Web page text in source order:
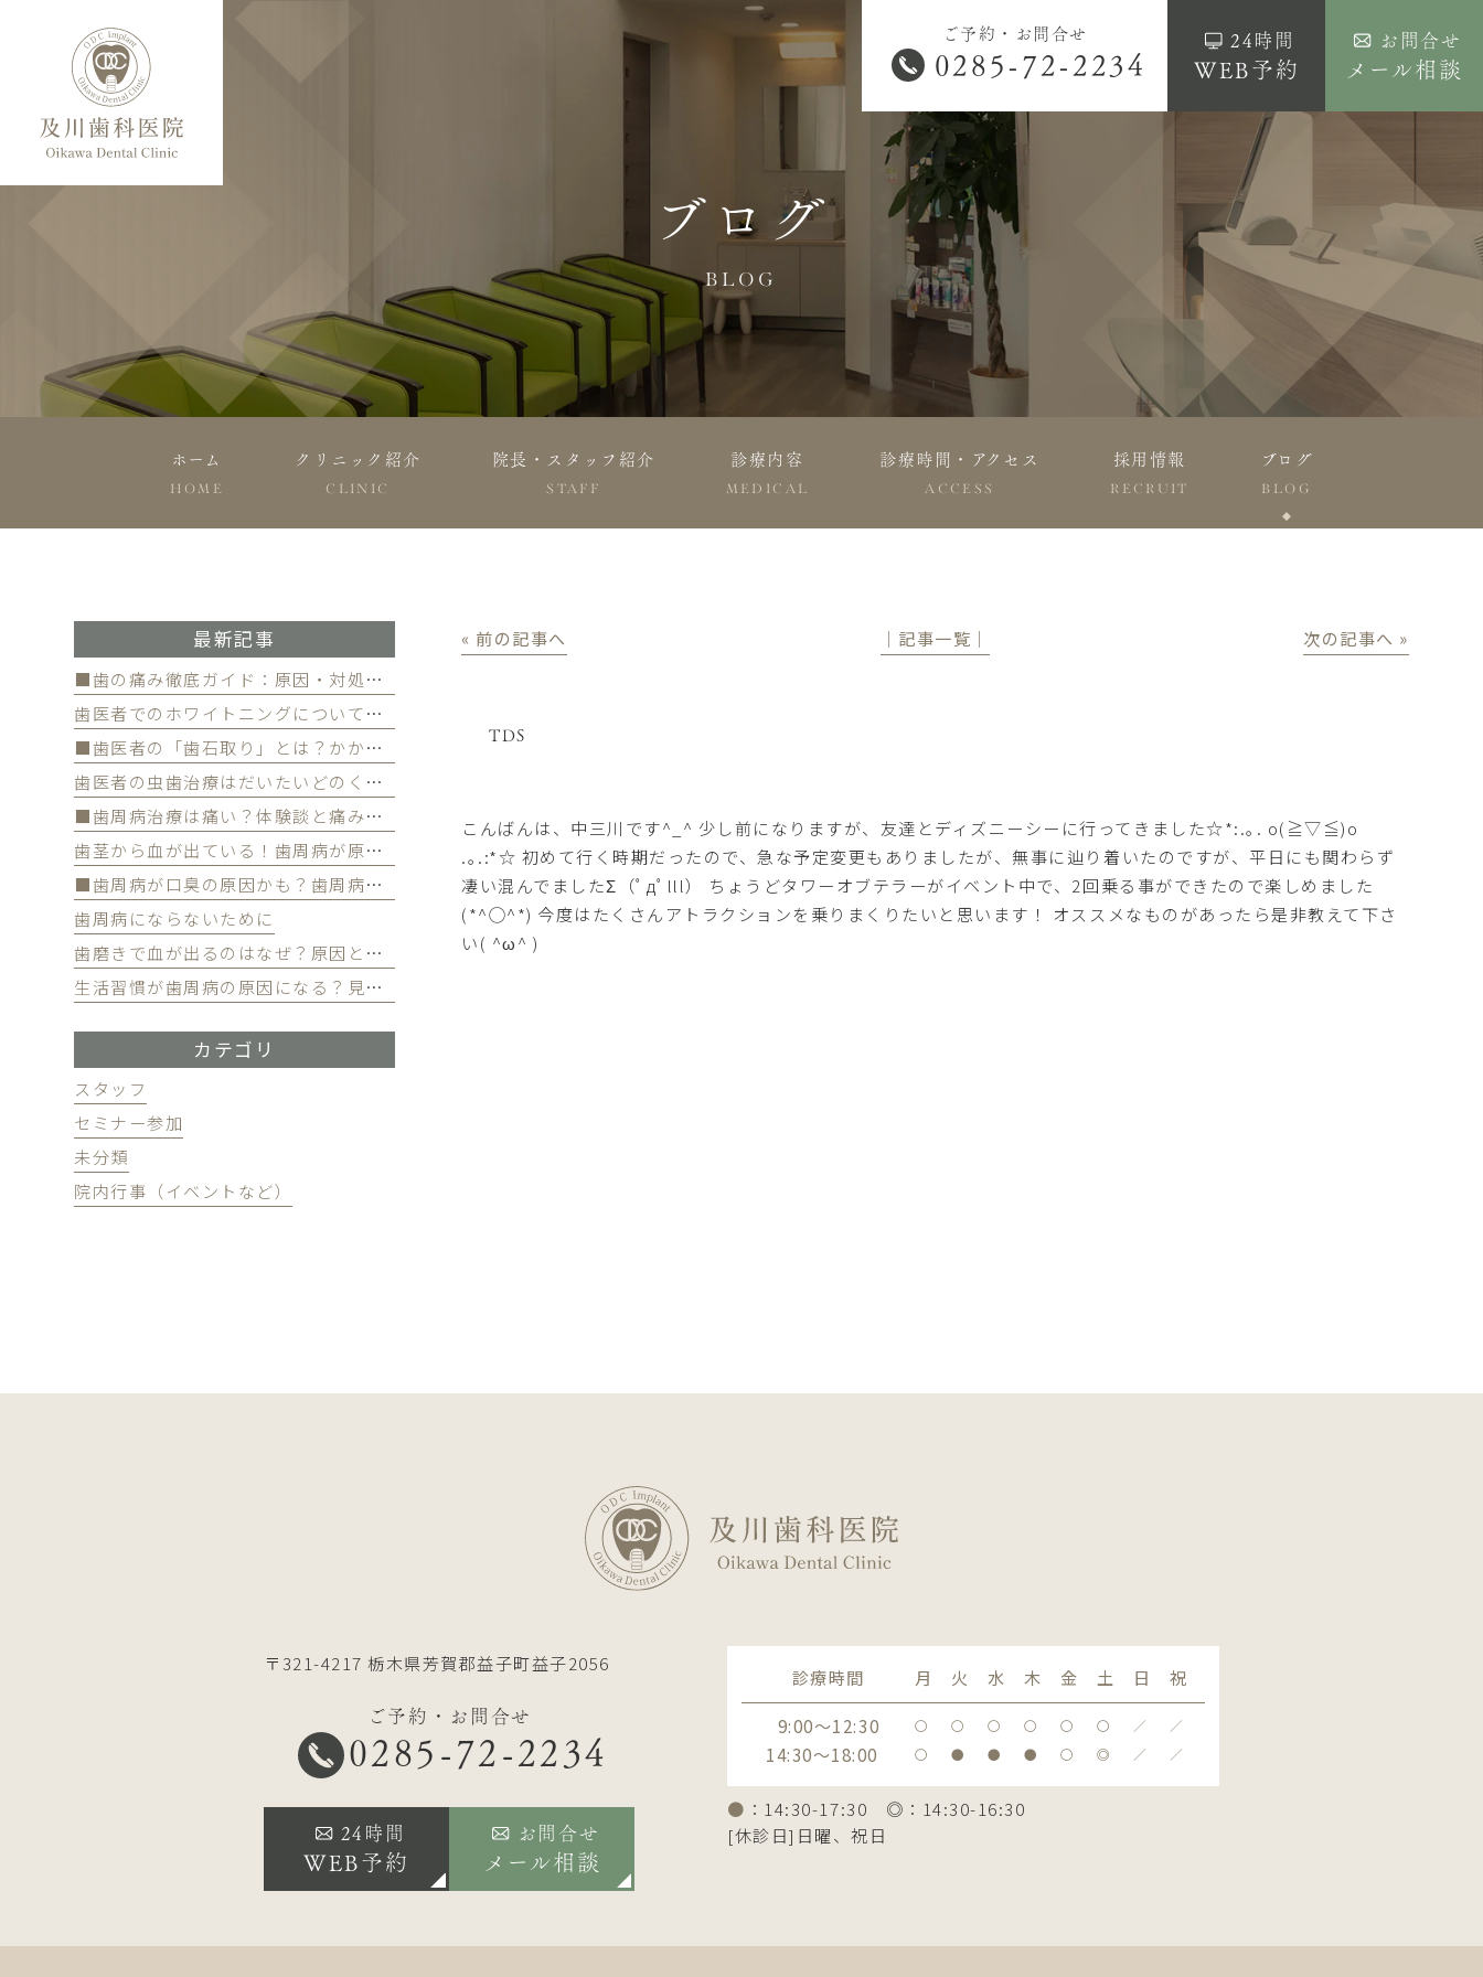
ご予約・お問合せ
0285-72-2234
24時間
WEB予約
お問合せ
メール相談
ブログ
BLOG
ホーム
HOME
クリニック紹介
CLINIC
院長・スタッフ紹介
STAFF
診療内容
MEDICAL
診療時間・アクセス
ACCESS
採用情報
RECRUIT
ブログ
BLOG
« 前の記事へ │記事一覧│ 次の記事へ »
TDS
こんばんは、中三川です^_^ 少し前になりますが、友達とディズニーシーに行ってきました☆*:.｡. o(≧▽≦)o
.｡.:*☆ 初めて行く時期だったので、急な予定変更もありましたが、無事に辿り着いたのですが、平日にも関わらず
凄い混んでましたΣ（ﾟдﾟlll） ちょうどタワーオブテラーがイベント中で、2回乗る事ができたので楽しめました
(*^◯^*) 今度はたくさんアトラクションを乗りまくりたいと思います！ オススメなものがあったら是非教えて下さ
い( ^ω^ )
最新記事
■歯の痛み徹底ガイド：原因・対処法・予防策
歯医者でのホワイトニングについて徹底解
■歯医者の「歯石取り」とは？かかる費用について
歯医者の虫歯治療はだいたいどのくらい期間かかる？
■歯周病治療は痛い？体験談と痛みを軽減する方法
歯茎から血が出ている！歯周病が原因かも
■歯周病が口臭の原因かも？歯周病と口臭の関係について
歯周病にならないために
歯磨きで血が出るのはなぜ？原因と対策を解説
生活習慣が歯周病の原因になる？見直すべき習慣とは？
カテゴリ
スタッフ
セミナー参加
未分類
院内行事（イベントなど）
〒321-4217 栃木県芳賀郡益子町益子2056
ご予約・お問合せ
0285-72-2234
24時間
WEB予約
お問合せ
メール相談
診療時間 月 火 水 木 金 土 日
祝
9:00～12:30
〇 〇 〇 〇 〇 〇 ／ ／
14:30～18:00 〇 ● ● ● 〇 ◎ ／ ／
● ：14:30-17:30 ◎：14:30-16:30
[休診日]日曜、祝日